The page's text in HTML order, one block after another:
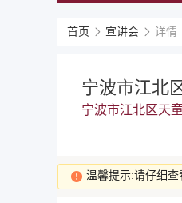
首页 宣讲会 详情
宁波市江北
宁波市江北区天
温馨提示:请仔细查